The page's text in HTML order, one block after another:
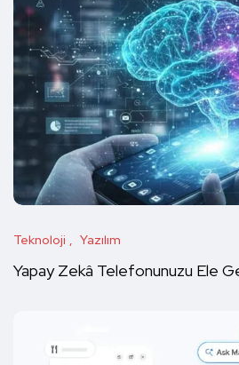
Teknoloji Yazılım
Yapay Zekâ Telefonunuzu Ele